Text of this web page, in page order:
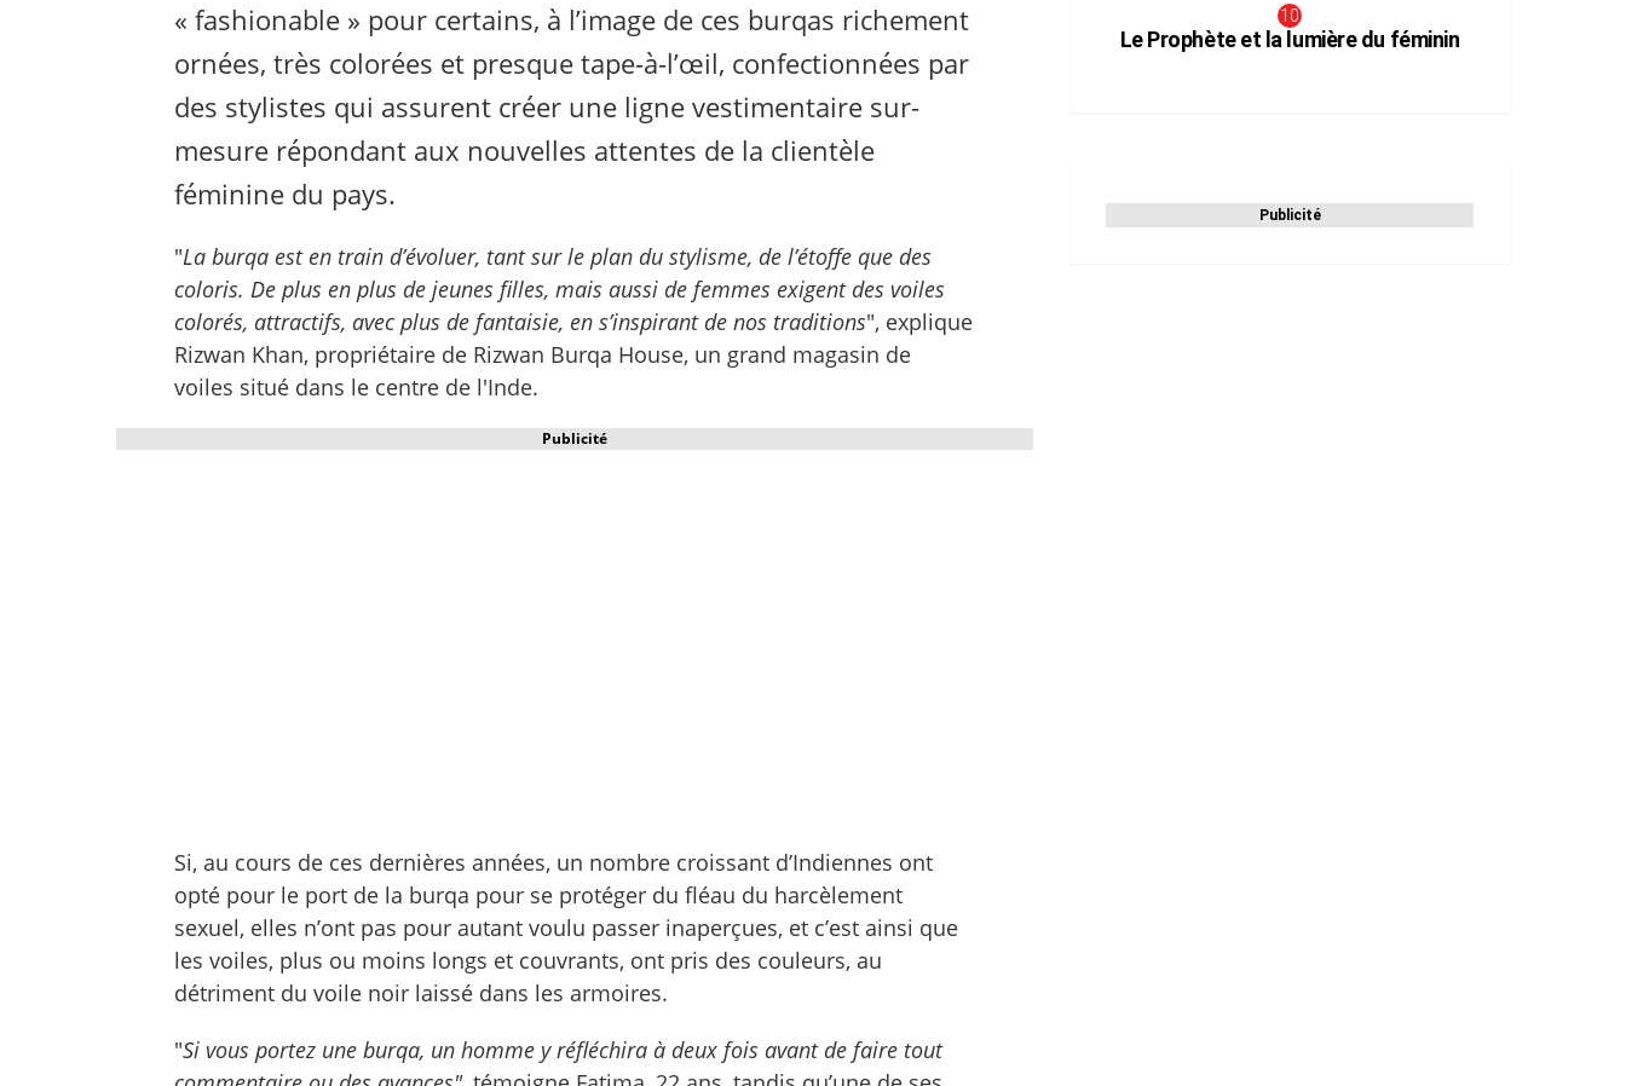
« fashionable » pour certains, à l’image de ces burqas richement
ornées, très colorées et presque tape-à-l’œil, confectionnées par
des stylistes qui assurent créer une ligne vestimentaire sur-
mesure répondant aux nouvelles attentes de la clientèle
féminine du pays.
"La burqa est en train d’évoluer, tant sur le plan du stylisme, de l’étoffe que des
coloris. De plus en plus de jeunes filles, mais aussi de femmes exigent des voiles
colorés, attractifs, avec plus de fantaisie, en s’inspirant de nos traditions", explique
Rizwan Khan, propriétaire de Rizwan Burqa House, un grand magasin de
voiles situé dans le centre de l'Inde.
Publicité
Si, au cours de ces dernières années, un nombre croissant d’Indiennes ont
opté pour le port de la burqa pour se protéger du fléau du harcèlement
sexuel, elles n’ont pas pour autant voulu passer inaperçues, et c’est ainsi que
les voiles, plus ou moins longs et couvrants, ont pris des couleurs, au
détriment du voile noir laissé dans les armoires.
"Si vous portez une burqa, un homme y réfléchira à deux fois avant de faire tout
Le Prophète et la lumière du féminin
Publicité